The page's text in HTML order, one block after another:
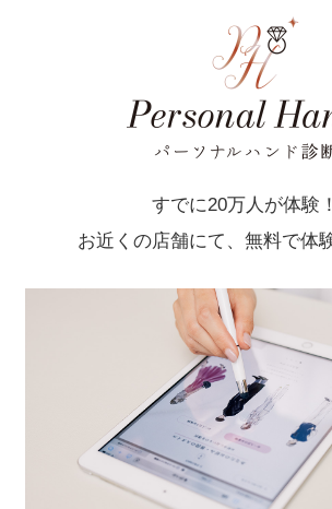
すでに20万人が体験！
お近くの店舗にて、無料で体